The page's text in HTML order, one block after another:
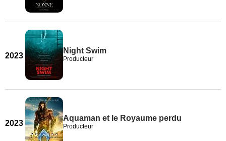
2023
Night Swim
Producteur
2023
Aquaman et le Royaume perdu
Producteur